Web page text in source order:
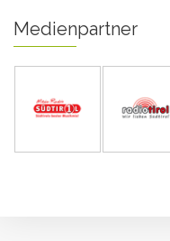
Medienpartner